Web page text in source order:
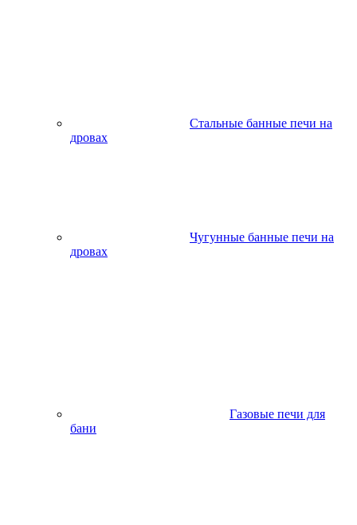
Стальные банные печи на
дровах
Чугунные банные печи на
дровах
Газовые печи для
бани